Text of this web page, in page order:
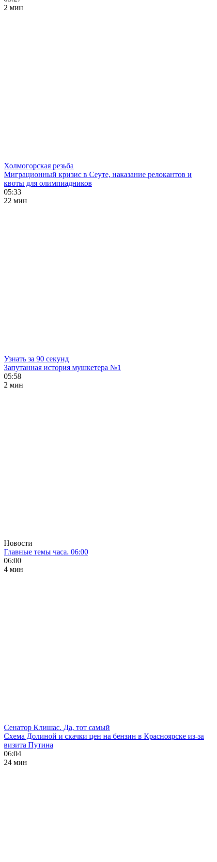
2 мин
Холмогорская резьба
Миграционный кризис в Сеуте, наказание релокантов и
квоты для олимпиадников
05:33
22 мин
Узнать за 90 секунд
Запутанная история мушкетера №1
05:58
2 мин
Новости
Главные темы часа. 06:00
06:00
4 мин
Сенатор Клишас. Да, тот самый
Схема Долиной и скачки цен на бензин в Красноярске из-за
визита Путина
06:04
24 мин